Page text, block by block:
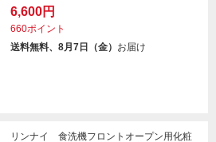
6,600円
660ポイント
送料無料、8月7日（金） お届け
リンナイ 食洗機フロントオープン用化粧